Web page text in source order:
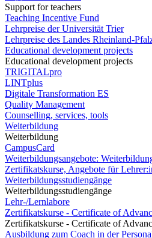
Support for teachers
Teaching Incentive Fund
Lehrpreise der Universität Trier
Lehrpreise des Landes Rheinland-
Educational development projects
Educational development projects
TRIGITALpro
LINTplus
Digitale Transformation ES
Quality Management
Counselling, services, tools
Weiterbildung
Weiterbildung
CampusCard
Weiterbildungsangebote:
Zertifikatskurse, Angebote für
Weiterbildungsstudiengänge
Weiterbildungsstudiengänge
Lehr-/Lernlabore
Zertifikatskurse - Certificate of
Zertifikatskurse - Certificate of
Ausbildung zum Coach in der